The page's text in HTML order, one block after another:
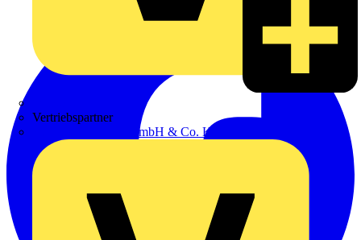
Vertriebspartner
Adalbert Zajadacz GmbH & Co. KG